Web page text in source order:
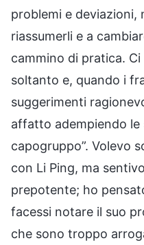
problemi e deviazioni,
riassumerli e a
cammino di pratica.
soltanto e, quando i
suggerimenti
affatto adempiendo le
capogruppo”. Volevo
con Li Ping, ma
prepotente; ho
facessi notare il suo
che sono troppo